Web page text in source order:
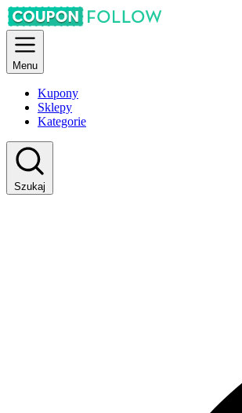
Menu
Kupony
Sklepy
Kategorie
Szukaj